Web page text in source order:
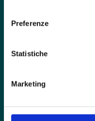
Preferenze
Statistiche
Marketing
02 00705120